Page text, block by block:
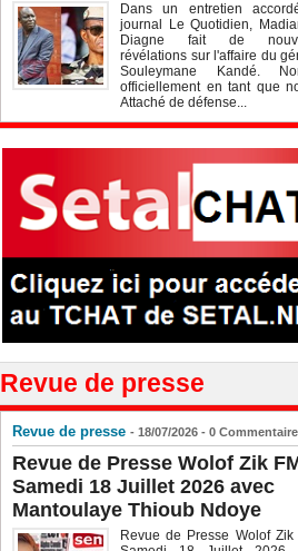
Dans un entretien
journal Le Quotidien,
Diagne fait de
révélations sur l'affaire du
Souleymane Kandé.
officiellement en tant que
Attaché de défense...
Revue de presse
Revue de presse - 18/07/2026 - 0 Commentaire
Revue de Presse Wolof Zik
Samedi 18 Juillet 2026 avec
Mantoulaye Thioub Ndoye
Revue de Presse Wolof Zik